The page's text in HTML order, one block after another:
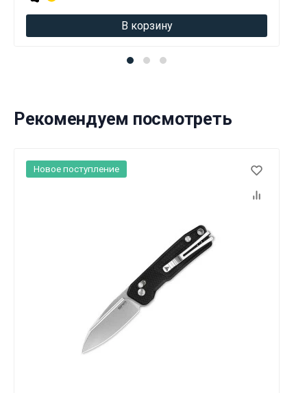
В корзину
Рекомендуем посмотреть
Новое поступление